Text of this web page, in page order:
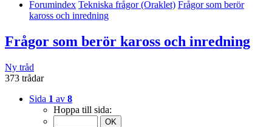
Forumindex Tekniska frågor (Oraklet) Frågor som berör
kaross och inredning
Frågor som berör kaross och inredning
Ny tråd
373 trådar
Sida 1 av 8
Hoppa till sida: